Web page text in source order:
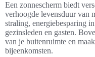
Een zonnescherm biedt
verhoogde levensduur van
straling, energiebesparing
gezinsleden en gasten.
van je buitenruimte en
bijeenkomsten.